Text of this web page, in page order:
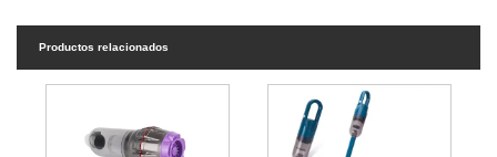
Productos relacionados